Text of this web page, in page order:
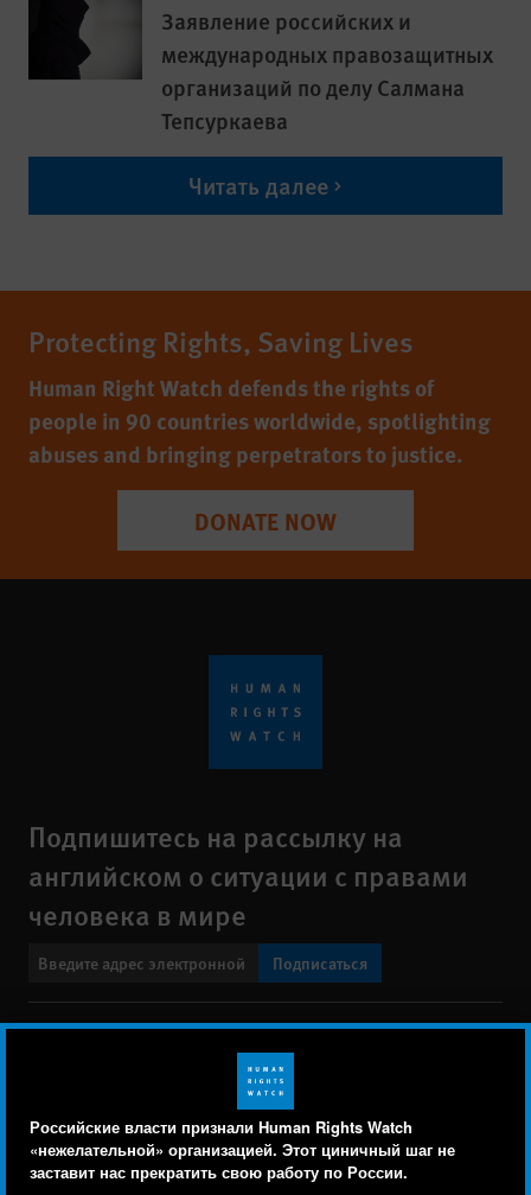
Российские власти признали Human Rights Watch
«нежелательной» организацией. Этот циничный шаг не
заставит нас прекратить свою работу по России.
Заявление российских и
международных правозащитных
организаций по делу Салмана
Тепсуркаева
Читать далее
Protecting Rights, Saving Lives
Human Right Watch defends the rights of
people in 90 countries worldwide, spotlighting
abuses and bringing perpetrators to justice.
DONATE NOW
Подпишитесь на рассылку на
английском о ситуации с правами
человека в мире
Подписаться
Свяжитесь с нами
menu
Заявление о политике конфиденциальности
Карта сайта
Text Version